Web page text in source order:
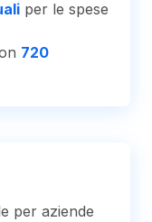
per le spese
720
per aziende